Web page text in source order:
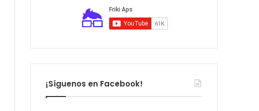
¡Síguenos en Facebook!